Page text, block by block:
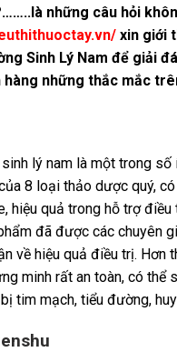
những câu hỏi
xin giới
Sinh Lý Nam để giải
hàng những thắc mắc
lý nam là một trong số
8 loại thảo dược quý,
hiệu quả trong hỗ trợ điều
đã được các chuyên
về hiệu quả điều trị. Hơn
minh rất an toàn, có thể
tim mạch, tiểu đường,